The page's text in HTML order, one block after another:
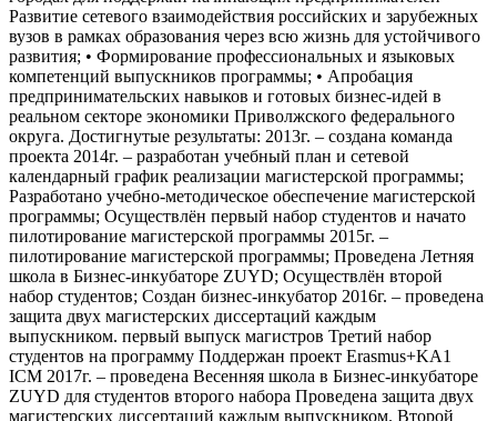
Развитие сетевого взаимодействия российских и зарубежных
вузов в рамках образования через всю жизнь для устойчивого
развития; • Формирование профессиональных и языковых
компетенций выпускников программы; • Апробация
предпринимательских навыков и готовых бизнес-идей в
реальном секторе экономики Приволжского федерального
округа. Достигнутые результаты: 2013г. – создана команда
проекта 2014г. – разработан учебный план и сетевой
календарный график реализации магистерской программы;
Разработано учебно-методическое обеспечение магистерской
программы; Осуществлён первый набор студентов и начато
пилотирование магистерской программы 2015г. –
пилотирование магистерской программы; Проведена Летняя
школа в Бизнес-инкубаторе ZUYD; Осуществлён второй
набор студентов; Создан бизнес-инкубатор 2016г. – проведена
защита двух магистерских диссертаций каждым
выпускником. первый выпуск магистров Третий набор
студентов на программу Поддержан проект Erasmus+KA1
ICM 2017г. – проведена Весенняя школа в Бизнес-инкубаторе
ZUYD для студентов второго набора Проведена защита двух
магистерских диссертаций каждым выпускником. Второй